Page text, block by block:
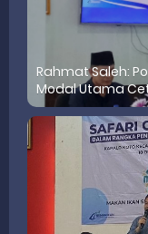
Rahmat Saleh:
Modal Utama